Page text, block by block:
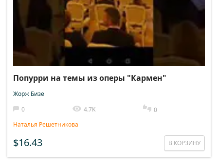
Попурри на темы из оперы "Кармен"
Жорж Бизе
0
4.7K
0
Наталья Решетникова
$16.43 В КОРЗИНУ